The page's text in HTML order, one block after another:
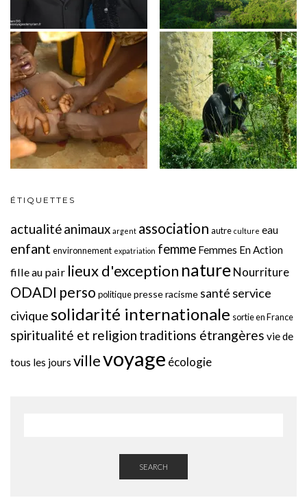
ÉTIQUETTES
actualitéanimaux argent association autre culture eau
enfant environnement expatriation femme Femmes En Action
fille au pair lieux d'exception natureNourriture
ODADI perso politiquepresseracisme santé service
civique solidarité internationale sortie en France
spiritualité et religion traditions étrangères vie de
tous les jours villevoyage écologie
SEARCH